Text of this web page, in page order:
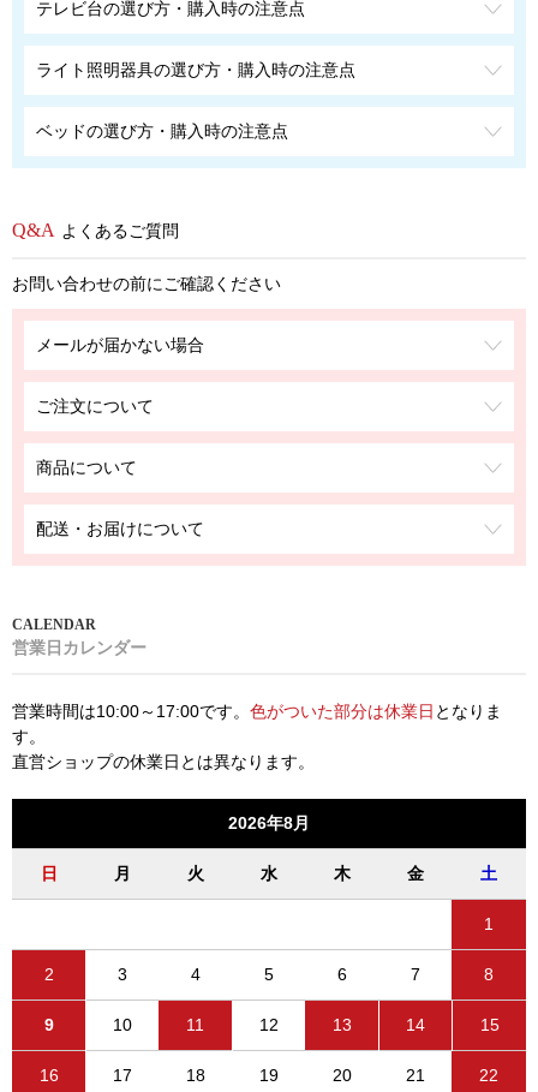
テレビ台の選び方・購入時の注意点
ライト照明器具の選び方・購入時の注意点
ベッドの選び方・購入時の注意点
よくあるご質問
お問い合わせの前にご確認ください
メールが届かない場合
ご注文について
商品について
配送・お届けについて
営業日カレンダー
営業時間は10:00～17:00です。 色がついた部分は休業日 となりま
す。
直営ショップの休業日とは異なります。
2026年8月
日 月 火 水 木 金 土
1
2 3 4 5 6 7 8
9 10 11 12 13 14 15
16 17 18 19 20 21 22